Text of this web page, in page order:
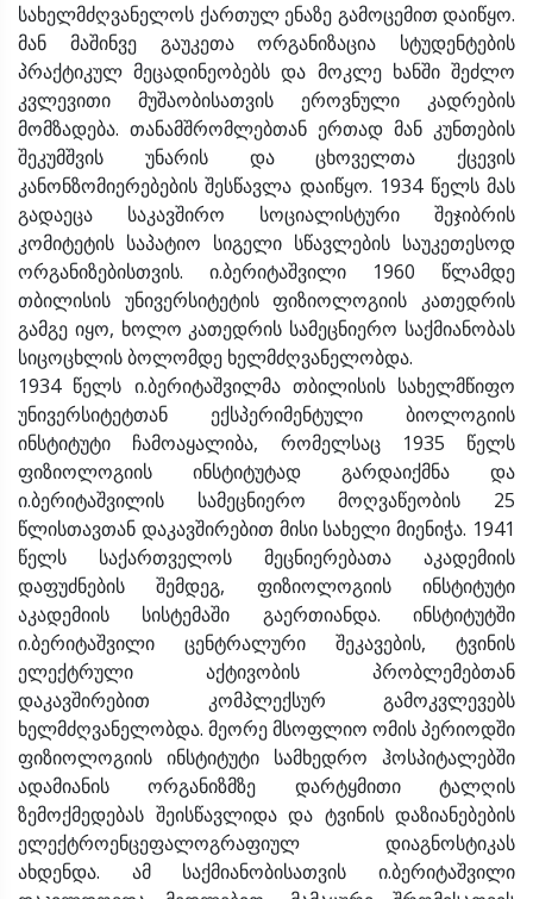
სახელმძღვანელოს ქართულ ენაზე გამოცემით დაიწყო.
მან მაშინვე გაუკეთა ორგანიზაცია სტუდენტების
პრაქტიკულ მეცადინეობებს და მოკლე ხანში შეძლო
კვლევითი მუშაობისათვის ეროვნული კადრების
მომზადება. თანამშრომლებთან ერთად მან კუნთების
შეკუმშვის უნარის და ცხოველთა ქცევის
კანონზომიერებების შესწავლა დაიწყო. 1934 წელს მას
გადაეცა საკავშირო სოციალისტური შეჯიბრის
კომიტეტის საპატიო სიგელი სწავლების საუკეთესოდ
ორგანიზებისთვის. ი.ბერიტაშვილი 1960 წლამდე
თბილისის უნივერსიტეტის ფიზიოლოგიის კათედრის
გამგე იყო, ხოლო კათედრის სამეცნიერო საქმიანობას
სიცოცხლის ბოლომდე ხელმძღვანელობდა.
1934 წელს ი.ბერიტაშვილმა თბილისის სახელმწიფო
უნივერსიტეტთან ექსპერიმენტული ბიოლოგიის
ინსტიტუტი ჩამოაყალიბა, რომელსაც 1935 წელს
ფიზიოლოგიის ინსტიტუტად გარდაიქმნა და
ი.ბერიტაშვილის სამეცნიერო მოღვაწეობის 25
წლისთავთან დაკავშირებით მისი სახელი მიენიჭა. 1941
წელს საქართველოს მეცნიერებათა აკადემიის
დაფუძნების შემდეგ, ფიზიოლოგიის ინსტიტუტი
აკადემიის სისტემაში გაერთიანდა. ინსტიტუტში
ი.ბერიტაშვილი ცენტრალური შეკავების, ტვინის
ელექტრული აქტივობის პრობლემებთან
დაკავშირებით კომპლექსურ გამოკვლევებს
ხელმძღვანელობდა. მეორე მსოფლიო ომის პერიოდში
ფიზიოლოგიის ინსტიტუტი სამხედრო ჰოსპიტალებში
ადამიანის ორგანიზმზე დარტყმითი ტალღის
ზემოქმედებას შეისწავლიდა და ტვინის დაზიანებების
ელექტროენცეფალოგრაფიულ დიაგნოსტიკას
ახდენდა. ამ საქმიანობისათვის ი.ბერიტაშვილი